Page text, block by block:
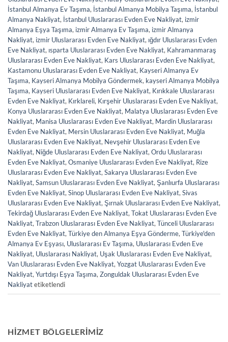
İstanbul Almanya Ev Taşıma, İstanbul Almanya Mobilya Taşıma, İstanbul
Almanya Nakliyat, İstanbul Uluslararası Evden Eve Nakliyat, izmir
Almanya Eşya Taşıma, izmir Almanya Ev Taşıma, izmir Almanya
Nakliyat, izmir Uluslararası Evden Eve Nakliyat, ığdır Uluslararası Evden
Eve Nakliyat, ısparta Uluslararası Evden Eve Nakliyat, Kahramanmaraş
Uluslararası Evden Eve Nakliyat, Kars Uluslararası Evden Eve Nakliyat,
Kastamonu Uluslararası Evden Eve Nakliyat, Kayseri Almanya Ev
Taşıma, Kayseri Almanya Mobilya Göndermek, kayseri Almanya Mobilya
Taşıma, Kayseri Uluslararası Evden Eve Nakliyat, Kırıkkale Uluslararası
Evden Eve Nakliyat, Kırklareli, Kırşehir Uluslararası Evden Eve Nakliyat,
Konya Uluslararası Evden Eve Nakliyat, Malatya Uluslararası Evden Eve
Nakliyat, Manisa Uluslararası Evden Eve Nakliyat, Mardin Uluslararası
Evden Eve Nakliyat, Mersin Uluslararası Evden Eve Nakliyat, Muğla
Uluslararası Evden Eve Nakliyat, Nevşehir Uluslararası Evden Eve
Nakliyat, Niğde Uluslararası Evden Eve Nakliyat, Ordu Uluslararası
Evden Eve Nakliyat, Osmaniye Uluslararası Evden Eve Nakliyat, Rize
Uluslararası Evden Eve Nakliyat, Sakarya Uluslararası Evden Eve
Nakliyat, Samsun Uluslararası Evden Eve Nakliyat, Şanlıurfa Uluslararası
Evden Eve Nakliyat, Sinop Uluslararası Evden Eve Nakliyat, Sivas
Uluslararası Evden Eve Nakliyat, Şırnak Uluslararası Evden Eve Nakliyat,
Tekirdağ Uluslararası Evden Eve Nakliyat, Tokat Uluslararası Evden Eve
Nakliyat, Trabzon Uluslararası Evden Eve Nakliyat, Tünceli Uluslararası
Evden Eve Nakliyat, Türkiye den Almanya Eşya Gönderme, Türkiye'den
Almanya Ev Eşyası, Uluslararası Ev Taşıma, Uluslararası Evden Eve
Nakliyat, Uluslararası Nakliyat, Uşak Uluslararası Evden Eve Nakliyat,
Van Uluslararası Evden Eve Nakliyat, Yozgat Uluslararası Evden Eve
Nakliyat, Yurtdışı Eşya Taşıma, Zonguldak Uluslararası Evden Eve
Nakliyatetiketlendi
HIZMET BÖLGELERIMIZ